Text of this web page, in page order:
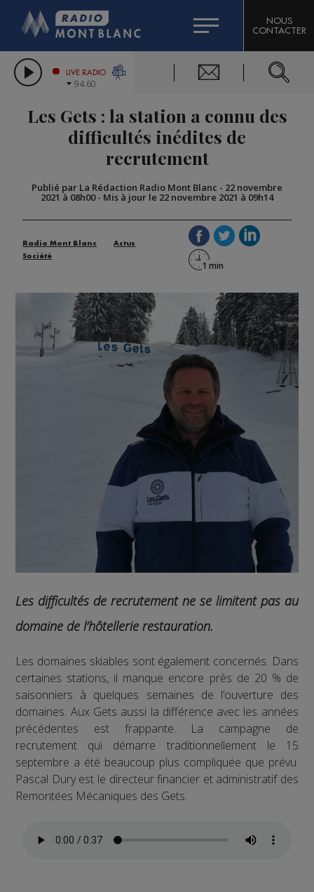
LES CHRONIQUES DE L'EXPERT
CITIZEN MACHINERY
GRAND MASSIF DOMAINES SKIABLES
BIGARD
COMPAGNIE DU MONT-BLANC
NOUS
CONTACTER
LIVE RADIO
94.60
Les Gets : la station a connu des
difficultés inédites de
recrutement
Publié par La Rédaction Radio Mont Blanc - 22 novembre
2021 à 08h00- Mis à jour le 22 novembre 2021 à 09h14
Radio Mont Blanc
Actus
Société
Les difficultés de recrutement ne se limitent pas au
domaine de l’hôtellerie restauration.
Les domaines skiables sont également concernés. Dans
certaines stations, il manque encore près de 20 % de
saisonniers à quelques semaines de l’ouverture des
domaines. Aux Gets aussi la différence avec les années
précédentes est frappante. La campagne de
recrutement qui démarre traditionnellement le 15
septembre a été beaucoup plus compliquée que prévu.
Pascal Dury est le directeur financier et administratif des
Remontées Mécaniques des Gets.